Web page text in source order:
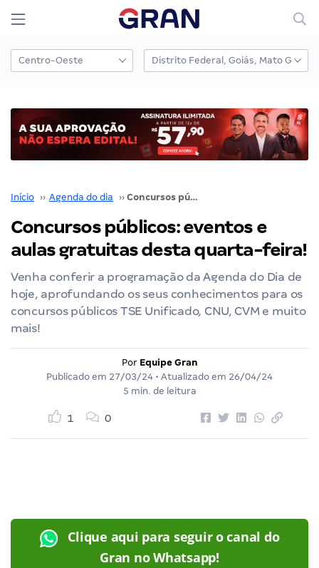
Início ›› Agenda do dia ›› Concursos públicos: eventos e aulas gratuitas desta quarta-feira!
Concursos públicos: eventos e
aulas gratuitas desta quarta-feira!
Venha conferir a programação da Agenda do Dia de
hoje, aprofundando os seus conhecimentos para os
concursos públicos TSE Unificado, CNU, CVM e muito
mais!
Por Equipe Gran
Publicado em 27/03/24 • Atualizado em 26/04/24
5 min. de leitura
1 0
Clique aqui para seguir o canal do
Gran no Whatsapp!